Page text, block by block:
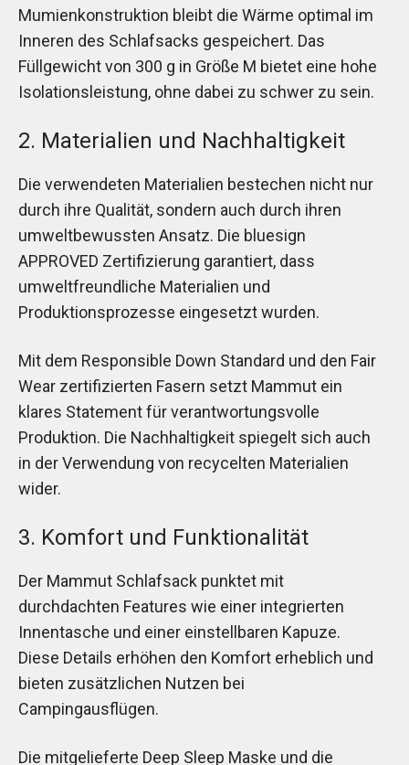
Mumienkonstruktion bleibt die Wärme optimal im
Inneren des Schlafsacks gespeichert. Das
Füllgewicht von 300 g in Größe M bietet eine hohe
Isolationsleistung, ohne dabei zu schwer zu sein.
2. Materialien und Nachhaltigkeit
Die verwendeten Materialien bestechen nicht nur
durch ihre Qualität, sondern auch durch ihren
umweltbewussten Ansatz. Die bluesign
APPROVED Zertifizierung garantiert, dass
umweltfreundliche Materialien und
Produktionsprozesse eingesetzt wurden.
Mit dem Responsible Down Standard und den Fair
Wear zertifizierten Fasern setzt Mammut ein
klares Statement für verantwortungsvolle
Produktion. Die Nachhaltigkeit spiegelt sich auch
in der Verwendung von recycelten Materialien
wider.
3. Komfort und Funktionalität
Der Mammut Schlafsack punktet mit
durchdachten Features wie einer integrierten
Innentasche und einer einstellbaren Kapuze.
Diese Details erhöhen den Komfort erheblich und
bieten zusätzlichen Nutzen bei
Campingausflügen.
Die mitgelieferte Deep Sleep Maske und die